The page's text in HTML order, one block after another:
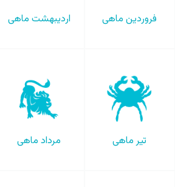
فروردین ماهی اردیبهشت ماهی
تیر ماهی مرداد ماهی